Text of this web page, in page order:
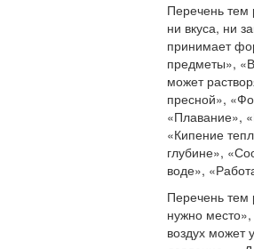
Перечень
ни вкуса, ни
принимает
предметы»,
может
пресной»,
«Плавание»,
«Кипение
глубине»,
воде»,
Перечень тем
нужно
воздух может